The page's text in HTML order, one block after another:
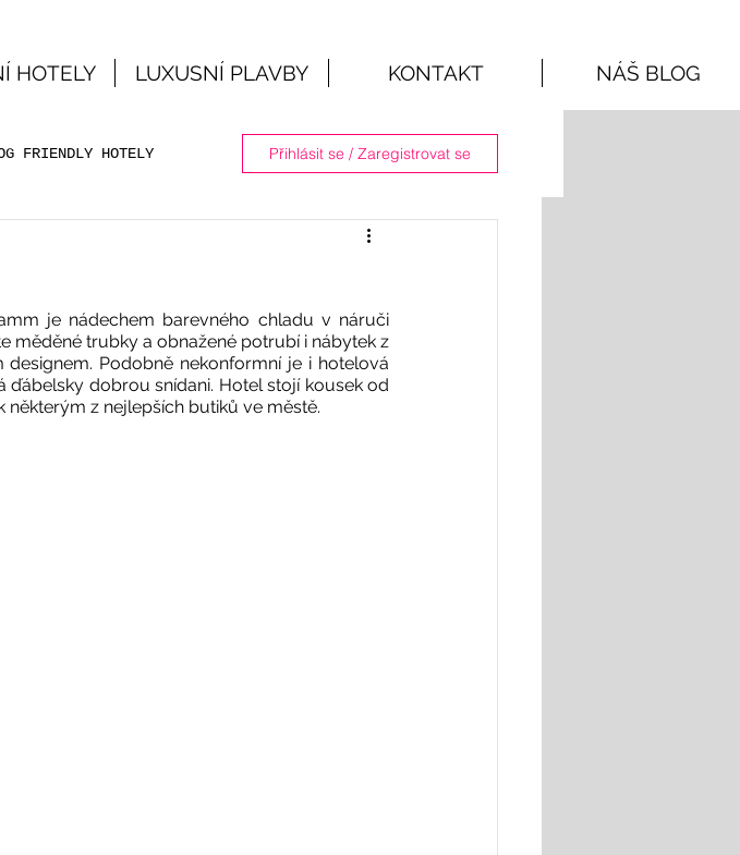
HOTELY LUXUSNÍ PLAVBY KONTAKT NÁŠ BLOG
FRIENDLY HOTELY Přihlásit se / Zaregistrovat se
je nádechem barevného chladu v náruči
měděné trubky a obnažené potrubí i nábytek z
Podobně nekonformní je i hotelová
dobrou snídani. Hotel stojí kousek od
z nejlepších butiků ve městě.